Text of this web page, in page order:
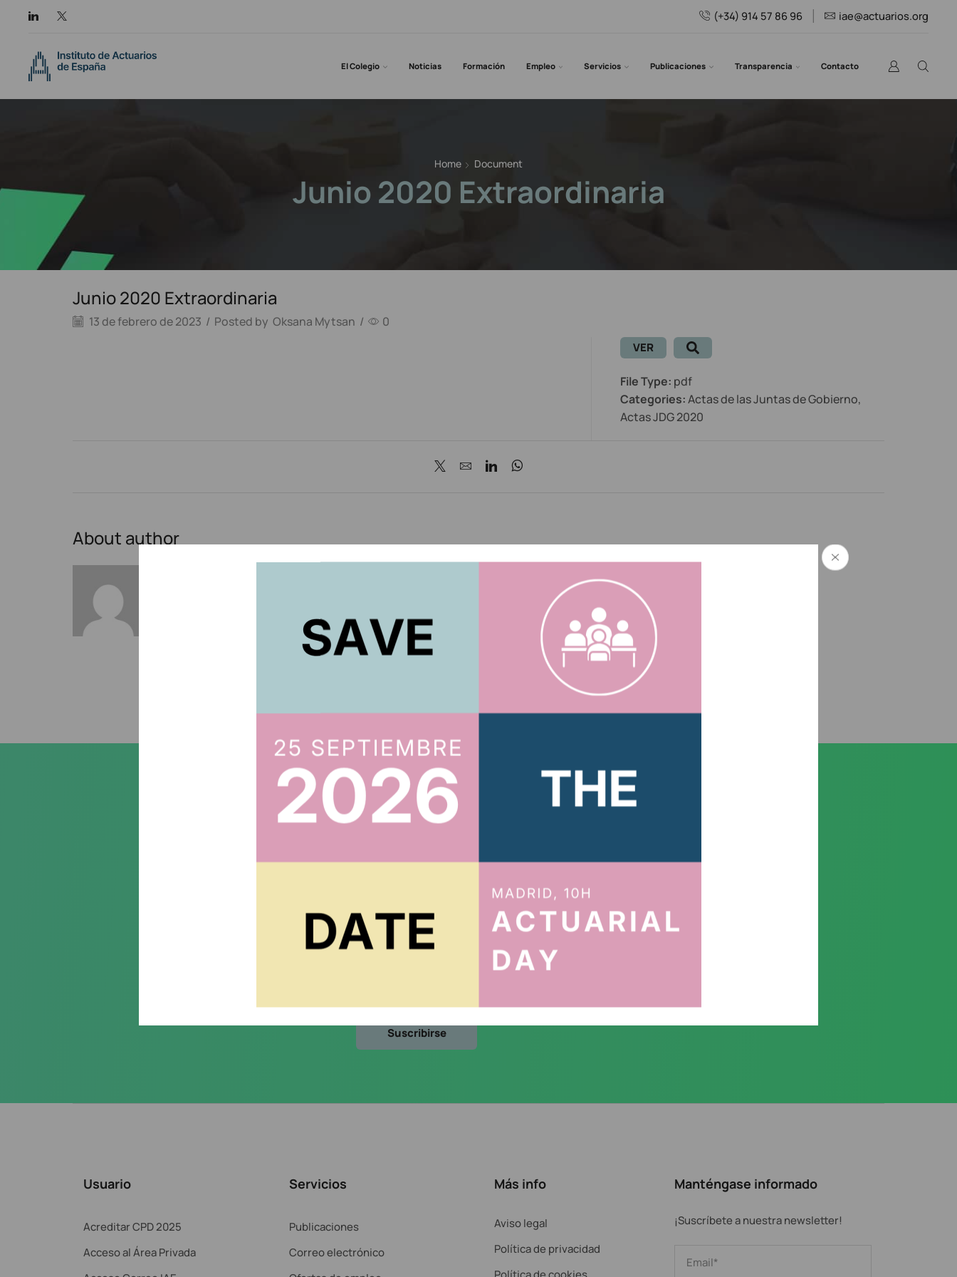
(+34) 914 57 86 96 iae@actuarios.org
El Colegio Noticias Formación Empleo Servicios Publicaciones Transparencia Contacto
Home Document
Junio 2020 Extraordinaria
Junio 2020 Extraordinaria
13 de febrero de 2023 / Posted by Oksana Mytsan / 0
VER
File Type: pdf
Categories:Actas de las Juntas de Gobierno,
Actas JDG 2020
About author
ACTUARIOS.ORG
Suscríbete al boletín
Te mantendremos al tanto de todo
Usuario
Acreditar CPD 2025
Acceso al Área Privada
Servicios
Publicaciones
Correo electrónico
Más info
Aviso legal
Política de privacidad
Manténgase informado
¡Suscríbete a nuestra newsletter!